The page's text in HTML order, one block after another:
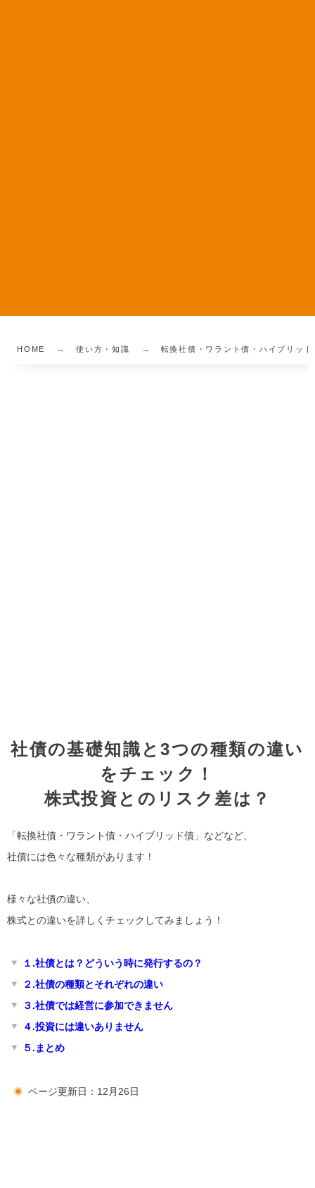
HOME 使い方・知識 転換社債・ワラント債・ハイブリッ
社債の基礎知識と3つの種類の違い
をチェック！
株式投資とのリスク差は？
「転換社債・ワラント債・ハイブリッド債」などなど、
社債には色々な種類があります！
様々な社債の違い、
株式との違いを詳しくチェックしてみましょう！
１.社債とは？どういう時に発行するの？
２.社債の種類とそれぞれの違い
３.社債では経営に参加できません
４.投資には違いありません
５.まとめ
ページ更新日：12月26日